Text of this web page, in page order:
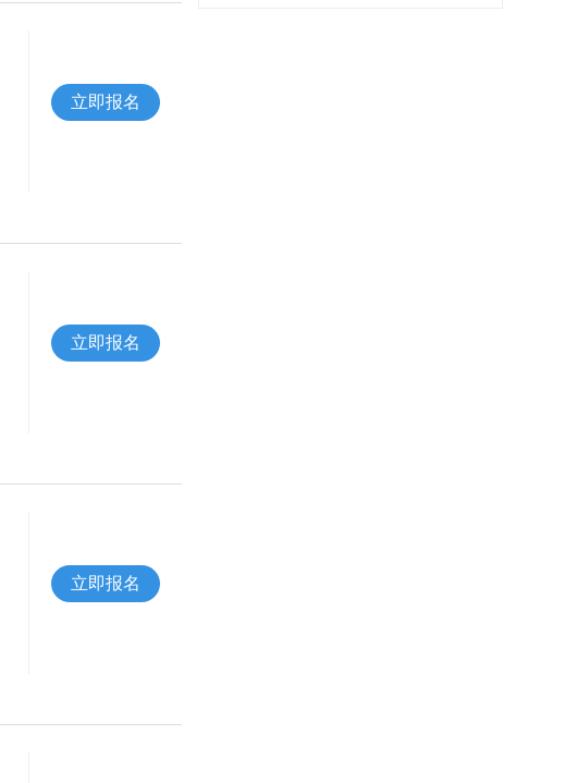
立即报名
立即报名
立即报名